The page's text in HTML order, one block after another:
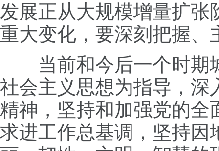
发展正从大规模增量扩张
重大变化，要深刻把握、
当前和今后一个时期
社会主义思想为指导，深
精神，坚持和加强党的全
求进工作总基调，坚持因